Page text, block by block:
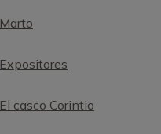
Marto
Expositores
El casco Corintio